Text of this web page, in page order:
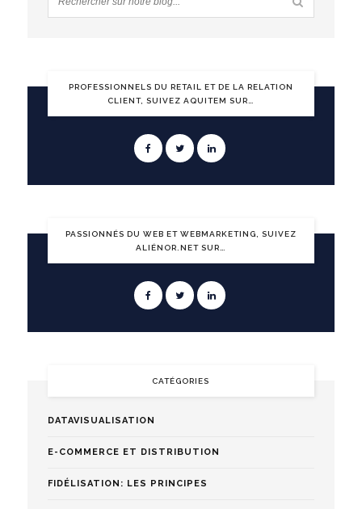
PROFESSIONNELS DU RETAIL ET DE LA RELATION
CLIENT, SUIVEZ AQUITEM SUR…
PASSIONNÉS DU WEB ET WEBMARKETING, SUIVEZ
ALIÉNOR.NET SUR…
CATÉGORIES
DATAVISUALISATION
E-COMMERCE ET DISTRIBUTION
FIDÉLISATION: LES PRINCIPES